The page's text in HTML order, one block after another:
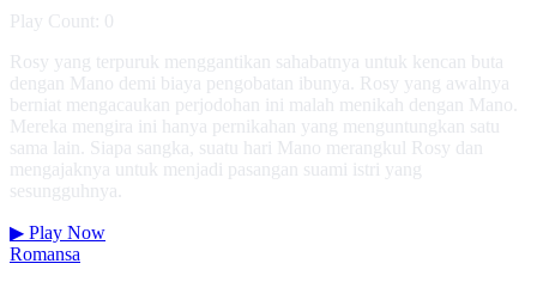
Play Count: 0
Rosy yang terpuruk menggantikan sahabatnya untuk kencan buta
dengan Mano demi biaya pengobatan ibunya. Rosy yang awalnya
berniat mengacaukan perjodohan ini malah menikah dengan Mano.
Mereka mengira ini hanya pernikahan yang menguntungkan satu
sama lain. Siapa sangka, suatu hari Mano merangkul Rosy dan
mengajaknya untuk menjadi pasangan suami istri yang
sesungguhnya.
▶ Play Now
Romansa